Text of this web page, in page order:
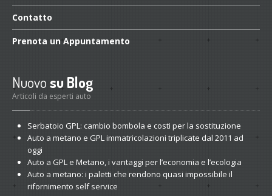
Contatto
Prenota un Appuntamento
Nuovosu Blog
Articoli da esperti auto
Serbatoio GPL: cambio bombola e costi per la sostituzione
Auto a metano e GPL immatricolazioni triplicate dal 2011 ad
oggi
Auto a GPL e Metano, i vantaggi per l’economia e l’ecologia
Auto a metano: i paletti che rendono quasi impossibile il
rifornimento self service